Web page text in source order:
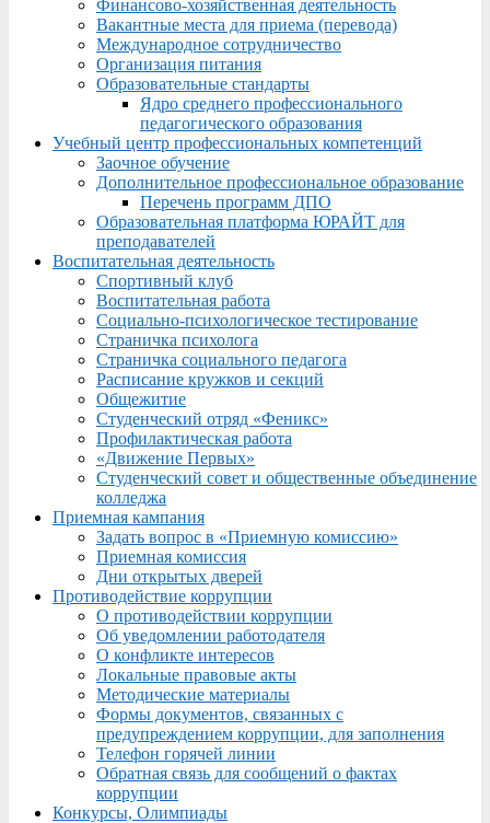
Финансово-хозяйственная деятельность
Вакантные места для приема (перевода)
Международное сотрудничество
Организация питания
Образовательные стандарты
Ядро среднего профессионального
педагогического образования
Учебный центр профессиональных компетенций
Заочное обучение
Дополнительное профессиональное образование
Перечень программ ДПО
Образовательная платформа ЮРАЙТ для
преподавателей
Воспитательная деятельность
Спортивный клуб
Воспитательная работа
Социально-психологическое тестирование
Страничка психолога
Страничка социального педагога
Расписание кружков и секций
Общежитие
Студенческий отряд «Феникс»
Профилактическая работа
«Движение Первых»
Студенческий совет и общественные объединение
колледжа
Приемная кампания
Задать вопрос в «Приемную комиссию»
Приемная комиссия
Дни открытых дверей
Противодействие коррупции
О противодействии коррупции
Об уведомлении работодателя
О конфликте интересов
Локальные правовые акты
Методические материалы
Формы документов, связанных с
предупреждением коррупции, для заполнения
Телефон горячей линии
Обратная связь для сообщений о фактах
коррупции
Конкурсы, Олимпиады